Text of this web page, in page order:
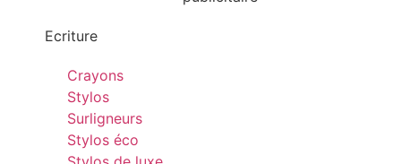
Ecriture
Crayons
Stylos
Surligneurs
Stylos éco